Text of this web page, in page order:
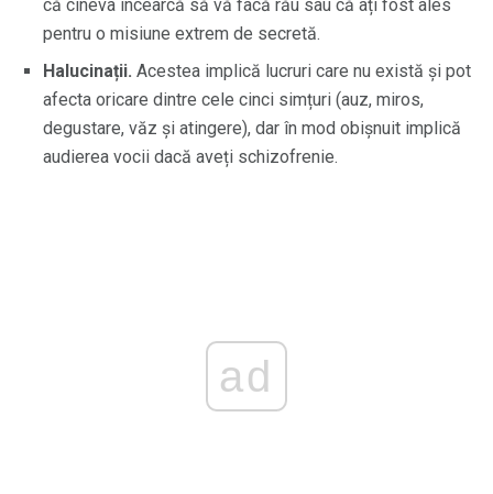
că cineva încearcă să vă facă rău sau că ați fost ales
pentru o misiune extrem de secretă.
Halucinații. Acestea implică lucruri care nu există și pot
afecta oricare dintre cele cinci simțuri (auz, miros,
degustare, văz și atingere), dar în mod obișnuit implică
audierea vocii dacă aveți schizofrenie.
ad